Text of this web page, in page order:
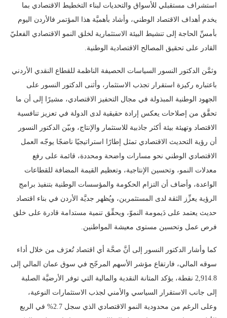
استشراف مستقبلي للأسواق والتحديات لبناء التخطيط الاقتصادي بما
يخدم أهداف الاقتصاد الوطني، وأشاد بأهميَّة هذا المؤتمر فالأردن اليوم
بأمسِّ الحاجة إلى تنشيط البيئة الاستثمارية لخلق النمو الاقتصادي الفعليّ
القادر على تحقيق المصالح الاقتصادية الوطنية.
وثمَّن الدكتور النسور السياسات الحصيفة الناظمة للقطاع النقدي الأردني
باعتباره ركيزة استقرار تجذب الاستثمار، وأثنى الدكتور النسور على
الجهود الوطنية المبذولة في مجال التحفيز الاقتصادي، مشيرًا إلى أن ما
تحقَّق من إصلاحات يعكس إرادة حقيقية لدى الدولة في تعزيز تنافسية
الاقتصاد وتهيئة بيئة أكثر جاذبية للاستثمار والإنتاج، وبيّن الدكتور النسور
أن رؤية التحديث الاقتصادي تمثل إطارًا استراتيجيًا ناضجًا يوجّه العمل
الاقتصادي الوطني نحو مسارات واضحة ومحددة، قائمة على رفع
معدلات النمو، وتحسين الإنتاجية، وتعظيم القيمة المضافة للقطاعات
الواعدة، وأضاف أن التزام الحكومة والمؤسسات الوطنية بتنفيذ برامج
الرؤية يعزِّز الثقة لدى المستثمرين، ويُظهر جديَّة الأردن في بناء اقتصاد
حديث يعتمد على دَيمومة النموّ، ويحقِّق تنمية مستدامة قادرة على خلق
فرص عمل وتحسين مستوى معيشة المواطنين.
كما وأشار الدكتور النسور إلى أنَّ صحَّة أي اقتصاد تُعرَف من خلال أداء
سوقه المالي، فارتفاع مؤشر الأسهم المرجّح في سوق عمان المالي إلى
2,914.8 نقطة، يؤكد المتانة النقدية والمالية التي توفر الأرضيَّة الصلبة
إلى جانب الاستقرار السياسي والأمني لجذب الاستثمارات النوعية،
وعلى الرغم من محدودية النمو الاقتصادي الذي سجل 2.7% في الربع